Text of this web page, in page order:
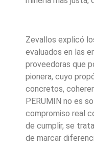
Zevallos explicó
evaluados en las
proveedoras que
pionera, cuyo
concretos,
PERUMIN no es
compromiso real
de cumplir, se
de marcar